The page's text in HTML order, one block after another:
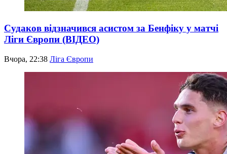
Судаков відзначився асистом за Бенфіку у матчі
Ліги Європи (ВІДЕО)
Вчора, 22:38 Ліга Європи